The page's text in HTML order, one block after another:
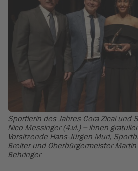
Sportlerin des Jahres Cora Zicai und
Nico Messinger (4.vl.) – ihnen
Vorsitzende Hans-Jürgen Muri,
Breiter und Oberbürgermeister Martin
Behringer